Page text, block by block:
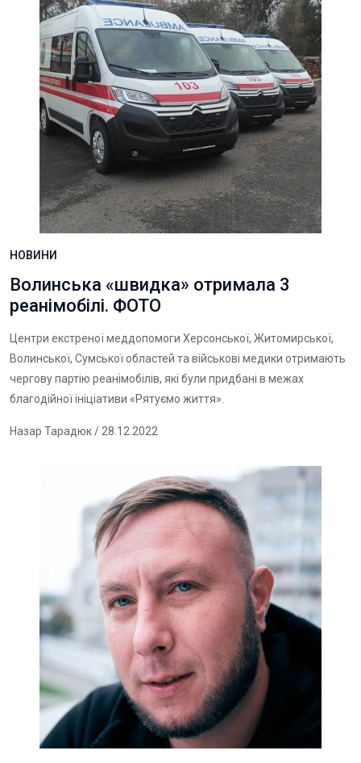
НОВИНИ
Волинська «швидка» отримала 3
реанімобілі. ФОТО
Центри екстреної меддопомоги Херсонської, Житомирської,
Волинської, Сумської областей та військові медики отримають
чергову партію реанімобілів, які були придбані в межах
благодійної ініціативи «Рятуємо життя».
Назар Тарадюк/ 28.12.2022